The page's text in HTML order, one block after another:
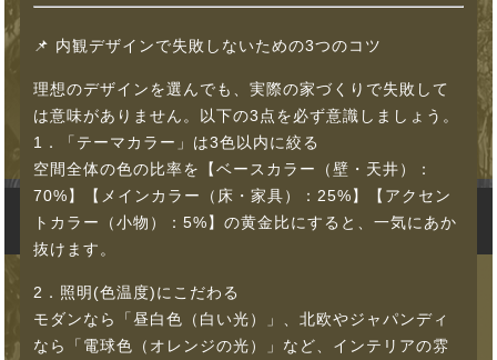
📌 内観デザインで失敗しないための3つのコツ
理想のデザインを選んでも、実際の家づくりで失敗して
は意味がありません。以下の3点を必ず意識しましょう。
1．「テーマカラー」は3色以内に絞る
空間全体の色の比率を【ベースカラー（壁・天井）：
70%】【メインカラー（床・家具）：25%】【アクセン
トカラー（小物）：5%】の黄金比にすると、一気にあか
抜けます。
2．照明(色温度)にこだわる
モダンなら「昼白色（白い光）」、北欧やジャパンディ
なら「電球色（オレンジの光）」など、インテリアの雰